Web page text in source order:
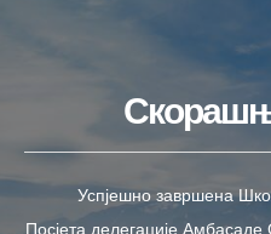
Успјешно завршена
Посјета делегације